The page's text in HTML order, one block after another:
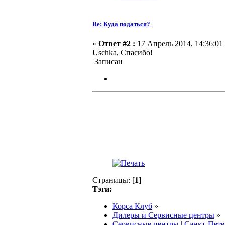
Re: Куда податься?
« Ответ #2 : 17 Апрель 2014, 14:36:01
Uschka, Спасибо!
Записан
Страницы: [1]
Тэги:
Корса Клуб »
Дилеры и Сервисные центры »